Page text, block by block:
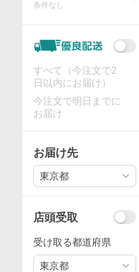
条件なし
すべて（今注文で2
日以内にお届け）
今注文で明日までに
お届け
お届け先
東京都
店頭受取
受け取る都道府県
東京都